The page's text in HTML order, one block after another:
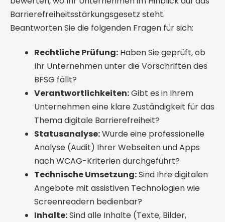
Barrierefreiheitsstärkungsgesetz steht.
Beantworten Sie die folgenden Fragen für sich:
Rechtliche Prüfung: Haben Sie geprüft, ob
Ihr Unternehmen unter die Vorschriften des
BFSG fällt?
Verantwortlichkeiten:Gibt es in Ihrem
Unternehmen eine klare Zuständigkeit für das
Thema digitale Barrierefreiheit?
Statusanalyse:Wurde eine professionelle
Analyse (Audit) Ihrer Webseiten und Apps
nach WCAG-Kriterien durchgeführt?
Technische Umsetzung:Sind Ihre digitalen
Angebote mit assistiven Technologien wie
Screenreadern bedienbar?
Inhalte:Sind alle Inhalte (Texte, Bilder,